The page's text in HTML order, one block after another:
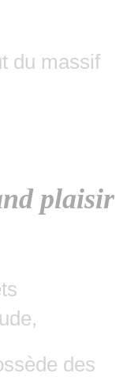
du massif
plaisir
des